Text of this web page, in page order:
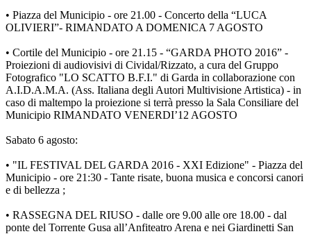
• Piazza del Municipio - ore 21.00 - Concerto della “LUCA
OLIVIERI”- RIMANDATO A DOMENICA 7 AGOSTO
• Cortile del Municipio - ore 21.15 - “GARDA PHOTO 2016” -
Proiezioni di audiovisivi di Cividal/Rizzato, a cura del Gruppo
Fotografico "LO SCATTO B.F.I." di Garda in collaborazione con
A.I.D.A.M.A. (Ass. Italiana degli Autori Multivisione Artistica) - in
caso di maltempo la proiezione si terrà presso la Sala Consiliare del
Municipio RIMANDATO VENERDI’12 AGOSTO
Sabato 6 agosto:
• "IL FESTIVAL DEL GARDA 2016 - XXI Edizione" - Piazza del
Municipio - ore 21:30 - Tante risate, buona musica e concorsi canori
e di bellezza ;
• RASSEGNA DEL RIUSO - dalle ore 9.00 alle ore 18.00 - dal
ponte del Torrente Gusa all’Anfiteatro Arena e nei Giardinetti San